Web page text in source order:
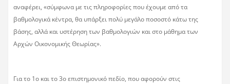
αναφέρει, «σύμφωνα με τις πληροφορίες που έχουμε από τα
βαθμολογικά κέντρα, θα υπάρξει πολύ μεγάλο ποσοστό κάτω της
βάσης, αλλά και υστέρηση των βαθμολογιών και στο μάθημα των
Αρχών Οικονομικής Θεωρίας».
Για το 1ο και το 3ο επιστημονικό πεδίο, που αφορούν στις